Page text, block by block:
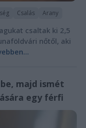
Csalás Arany
csaltak ki 2,5
nőtől, aki
majd ismét
egy férfi